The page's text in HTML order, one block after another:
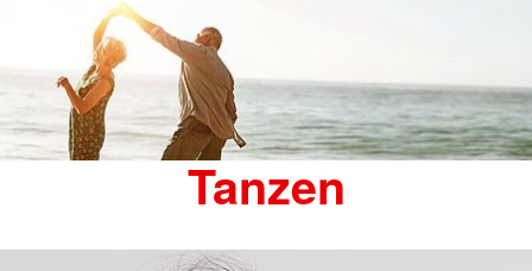
Tanzen